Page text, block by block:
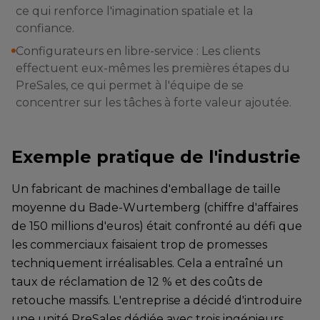
ce qui renforce l'imagination spatiale et la
confiance.
Configurateurs en libre-service : Les clients
effectuent eux-mêmes les premières étapes du
PreSales, ce qui permet à l'équipe de se
concentrer sur les tâches à forte valeur ajoutée.
Exemple pratique de l'industrie
Un fabricant de machines d'emballage de taille
moyenne du Bade-Wurtemberg (chiffre d'affaires
de 150 millions d'euros) était confronté au défi que
les commerciaux faisaient trop de promesses
techniquement irréalisables. Cela a entraîné un
taux de réclamation de 12 % et des coûts de
retouche massifs. L'entreprise a décidé d'introduire